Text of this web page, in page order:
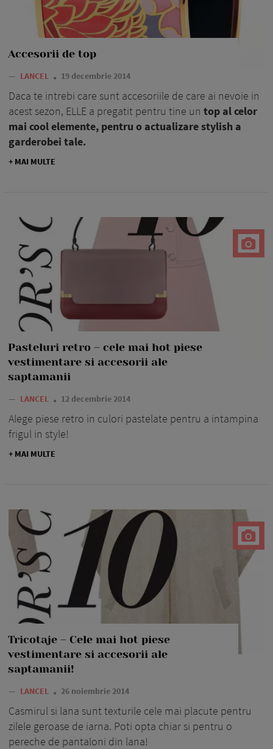
Accesorii de top
— LANCEL 19 decembrie 2014
Daca te intrebi care sunt accesoriile de care ai nevoie in
acest sezon, ELLE a pregatit pentru tine un top al celor
mai cool elemente, pentru o actualizare stylish a
garderobei tale.
+ MAI MULTE
Pasteluri retro – cele mai hot piese
vestimentare si accesorii ale
saptamanii
— LANCEL 12 decembrie 2014
Alege piese retro in culori pastelate pentru a intampina
frigul in style!
+ MAI MULTE
Tricotaje – Cele mai hot piese
vestimentare si accesorii ale
saptamanii!
— LANCEL 26 noiembrie 2014
Casmirul si lana sunt texturile cele mai placute pentru
zilele geroase de iarna. Poti opta chiar si pentru o
pereche de pantaloni din lana!